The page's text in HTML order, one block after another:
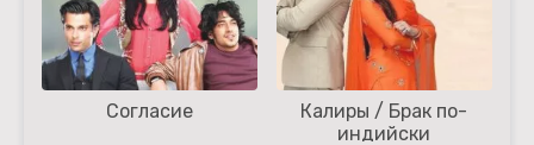
Согласие
Калиры / Брак по-
индийски